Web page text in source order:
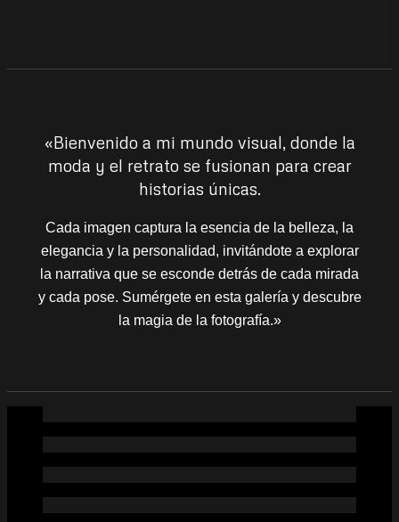
«Bienvenido a mi mundo visual, donde la
moda y el retrato se fusionan para crear
historias únicas.
Cada imagen captura la esencia de la belleza, la
elegancia y la personalidad, invitándote a explorar
la narrativa que se esconde detrás de cada mirada
y cada pose. Sumérgete en esta galería y descubre
la magia de la fotografía.»